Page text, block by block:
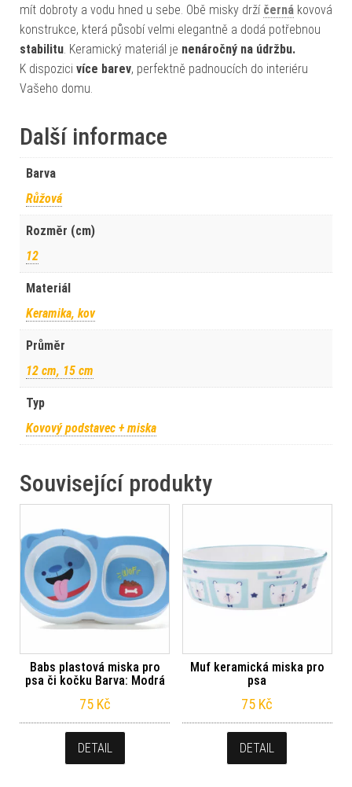
mít dobroty a vodu hned u sebe. Obě misky drží černá kovová
konstrukce, která působí velmi elegantně a dodá potřebnou
stabilitu. Keramický materiál je nenáročný na údržbu.
K dispozici více barev, perfektně padnoucích do interiéru
Vašeho domu.
Další informace
Barva
Růžová
Rozměr (cm)
12
Materiál
Keramika, kov
Průměr
12 cm, 15 cm
Typ
Kovový podstavec + miska
Související produkty
Babs plastová miska pro
psa či kočku Barva: Modrá
75 Kč
DETAIL
Muf keramická miska pro
psa
75 Kč
DETAIL